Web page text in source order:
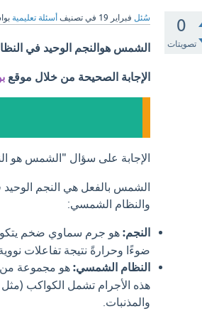
0
تصويتات
سُئل فبراير 19 في تصنيف أسئلة تعليمية
الشمس هوالنجم الوحيد في
الإجابة الصحيحة من خلال موقع
الإجابة على سؤال "الشمس هو
الشمس بالفعل هي النجم
والنظام الشمسي:
النجم: هو جرم سماوي ضخم
ضوءًا وحرارةً نتيجة تفاعلات
النظام الشمسي: هو مجموعة من
هذه الأجرام تشمل الكواكب (مثل
والمذنبات.